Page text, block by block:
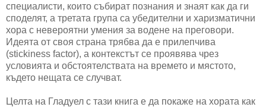
специалисти, които събират познания и знаят как да ги
споделят, а третата група са убедителни и харизматични
хора с невероятни умения за водене на преговори.
Идеята от своя страна трябва да е прилепчива
(stickiness factor), а контекстът се проявява чрез
условията и обстоятелствата на времето и мястото,
където нещата се случват.
Целта на Гладуел с тази книга е да покаже на хората как